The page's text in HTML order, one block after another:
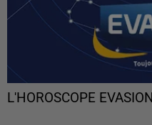
L'HOROSCOPE EVASION